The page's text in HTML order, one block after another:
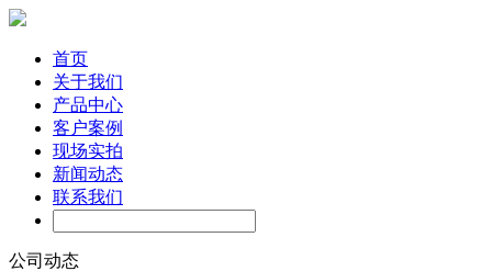
首页
关于我们
产品中心
客户案例
现场实拍
新闻动态
联系我们
公司动态